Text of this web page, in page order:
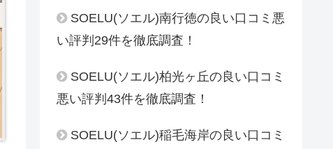
SOELU(ソエル)南行徳の良い口コミ悪
い評判29件を徹底調査！
SOELU(ソエル)柏光ヶ丘の良い口コミ
悪い評判43件を徹底調査！
SOELU(ソエル)稲毛海岸の良い口コミ